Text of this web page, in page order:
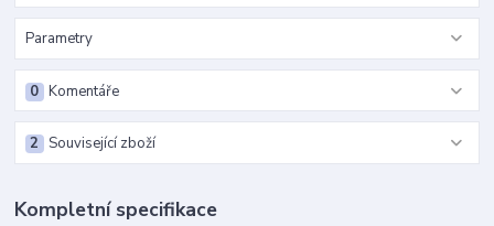
Parametry
Komentáře
0
Související zboží
2
Kompletní specifikace